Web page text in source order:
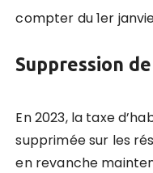
compter du 1er
Suppression
En 2023, la taxe
supprimée sur les
en revanche